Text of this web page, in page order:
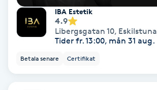
Olaplexbehandling
IBA Estetik
4.9
Libergsgatan 10, Eskilstuna
Tider fr. 13:00, mån 31 aug.
Betala senare Certifikat